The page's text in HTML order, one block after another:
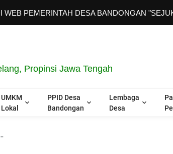
PEMERINTAH DESA BANDONGAN "SEJUK |
Propinsi Jawa Tengah
UMKM
Lokal
PPID Desa
Bandongan
Lembaga
Desa